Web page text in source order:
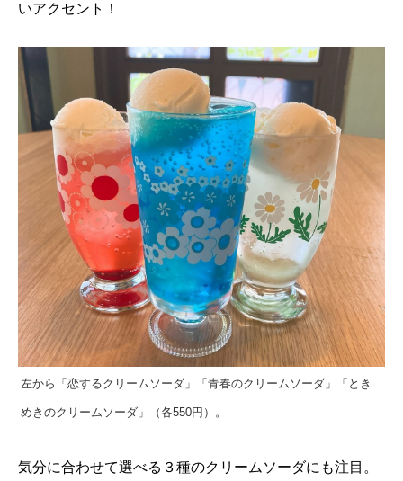
いアクセント！
左から「恋するクリームソーダ」「青春のクリームソーダ」「とき
めきのクリームソーダ」（各550円）。
気分に合わせて選べる３種のクリームソーダにも注目。